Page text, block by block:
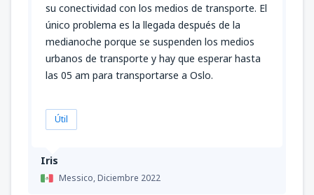
Iris
Messico,Diciembre 2022
su conectividad con los medios de transporte. El
único problema es la llegada después de la
medianoche porque se suspenden los medios
urbanos de transporte y hay que esperar hasta
las 05 am para transportarse a Oslo.
Útil